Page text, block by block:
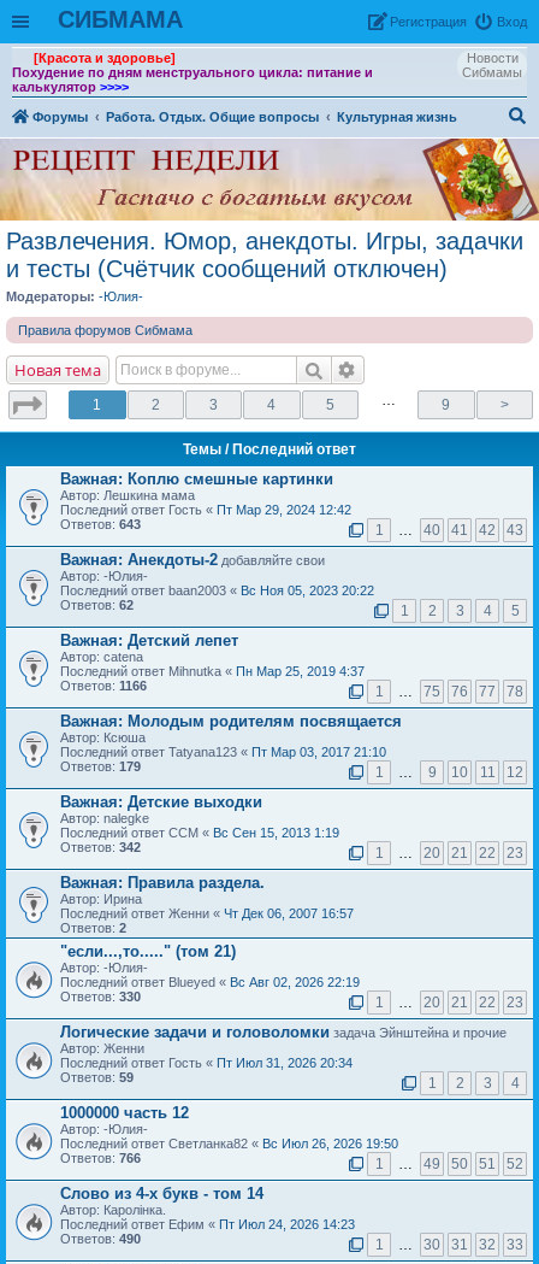
СИБМАМА Вход
Рeгиcтpaция
Новости
Сибмамы
[Красота и здоровье]
Похудение по дням менструального цикла: питание и
калькулятор >>>>
Форумы Работа. Отдых. Общие вопросы
Культурная жизнь
ск
Развлечения. Юмор, анекдоты. Игры, задачки
и тесты (Счётчик сообщений отключен)
Модераторы: -Юлия-
Правила форумов Сибмама
Новая тема
1 2 3 4 5 … 9 >
Темы / Последний ответ
Важная: Коплю смешные картинки
Автор: Лешкина мама
Последний ответ Гость « Пт Мар 29, 2024 12:42
Ответов: 643 1 … 40 41 42 43
Важная: Анекдоты-2 добавляйте свои
Автор: -Юлия-
Последний ответ baan2003 « Вс Ноя 05, 2023 20:22
Ответов: 62 1 2 3 4 5
Важная: Детский лепет
Автор: catena
Последний ответ Mihnutka « Пн Мар 25, 2019 4:37
Ответов: 1166 1 … 75 76 77 78
Важная: Молодым родителям посвящается
Автор: Ксюша
Последний ответ Tatyana123 « Пт Мар 03, 2017 21:10
Ответов: 179 1 … 9 10 11 12
Важная: Детские выходки
Автор: nalegke
Последний ответ ССМ « Вс Сен 15, 2013 1:19
Ответов: 342 1 … 20 21 22 23
Важная: Правила раздела.
Автор: Ирина
Последний ответ Женни « Чт Дек 06, 2007 16:57
Ответов: 2
"если...,то....." (том 21)
Автор: -Юлия-
Последний ответ Blueyed « Вс Авг 02, 2026 22:19
Ответов: 330 1 … 20 21 22 23
Логические задачи и головоломки задача Эйнштейна и прочие
Автор: Женни
Последний ответ Гость « Пт Июл 31, 2026 20:34
Ответов: 59 1 2 3 4
1000000 часть 12
Автор: -Юлия-
Последний ответ Светланка82 « Вс Июл 26, 2026 19:50
Ответов: 766 1 … 49 50 51 52
Слово из 4-х букв - том 14
Автор: Каролiнка.
Последний ответ Ефим « Пт Июл 24, 2026 14:23
Ответов: 490 1 … 30 31 32 33